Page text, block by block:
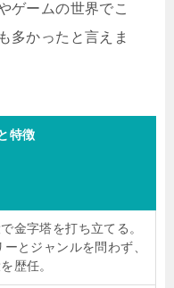
ゲームの世界でこ
多かったと言えま
特徴
金字塔を打ち立てる。
とジャンルを問わず、
歴任。